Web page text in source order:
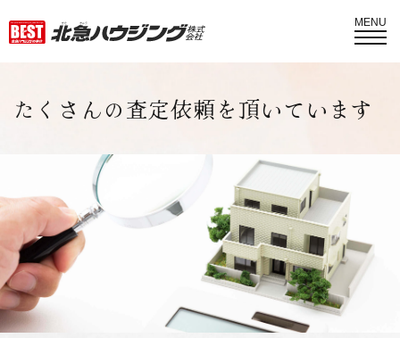
MENU
たくさんの査定依頼を頂いています